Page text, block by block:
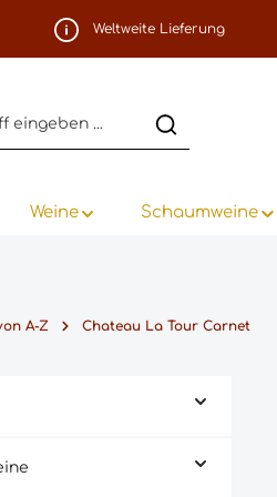
springen
Weltweite Lieferung
Weine Schaumweine
A-Z Chateau La Tour Carnet